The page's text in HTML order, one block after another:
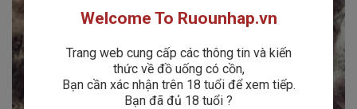
Welcome To Ruounhap.vn
Trang web cung cấp các thông tin và kiến
thức về đồ uống có cồn,
Bạn cần xác nhận trên 18 tuổi để xem tiếp.
Bạn đã đủ 18 tuổi ?